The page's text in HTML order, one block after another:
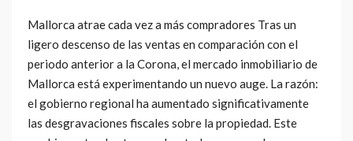
Mallorca atrae cada vez a más compradores Tras un
ligero descenso de las ventas en comparación con el
periodo anterior a la Corona, el mercado inmobiliario de
Mallorca está experimentando un nuevo auge. La razón:
el gobierno regional ha aumentado significativamente
las desgravaciones fiscales sobre la propiedad. Este